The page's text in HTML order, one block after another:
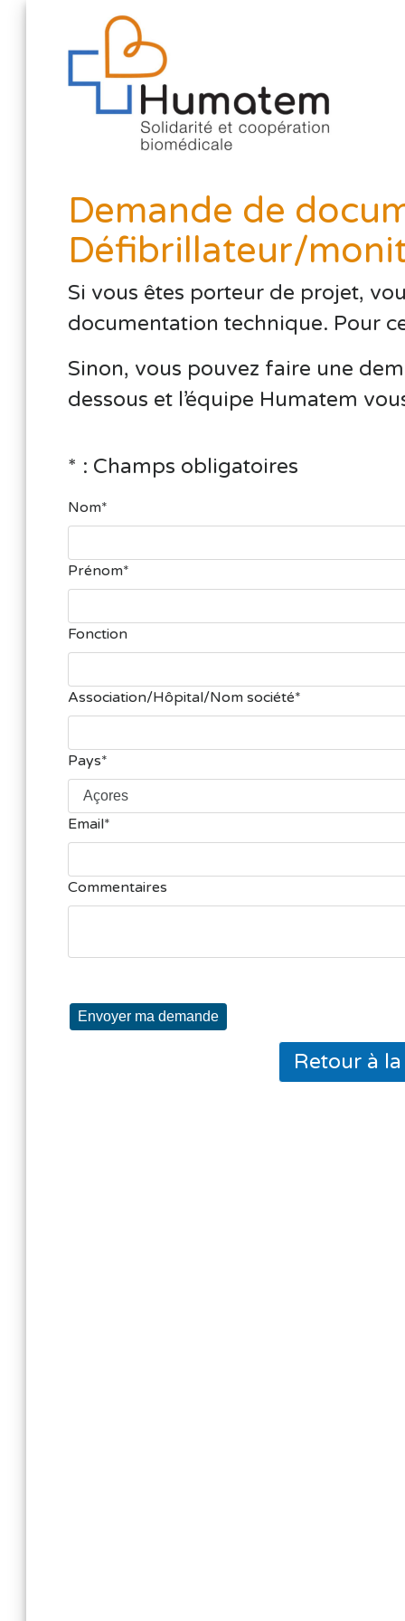
Demande de
Défibrillateur/
Si vous êtes porteur de projet,
documentation technique. Pour
Sinon, vous pouvez faire une
dessous et l’équipe Humatem
* : Champs obligatoires
Nom
Prénom
Fonction
Association/Hôpital/Nom société
Pays
Email
Commentaires
Envoyer ma demande
Retour à